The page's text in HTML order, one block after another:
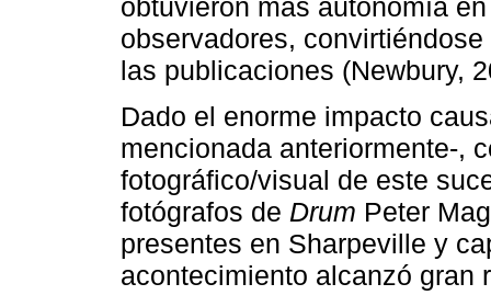
obtuvieron más autonomía
observadores,
las publicaciones (Newbury,
Dado el enorme impacto
mencionada anteriormente-,
fotográfico/visual de este
fotógrafos de Drum Peter
presentes en Sharpeville y
acontecimiento alcanzó gran